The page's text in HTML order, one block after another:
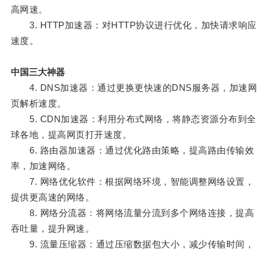
高网速。
3. HTTP加速器：对HTTP协议进行优化，加快请求响应
速度。
中国三大神器
4. DNS加速器：通过更换更快速的DNS服务器，加速网
页解析速度。
5. CDN加速器：利用分布式网络，将静态资源分布到全
球各地，提高网页打开速度。
6. 路由器加速器：通过优化路由策略，提高路由传输效
率，加速网络。
7. 网络优化软件：根据网络环境，智能调整网络设置，
提供更高速的网络。
8. 网络分流器：将网络流量分流到多个网络连接，提高
吞吐量，提升网速。
9. 流量压缩器：通过压缩数据包大小，减少传输时间，